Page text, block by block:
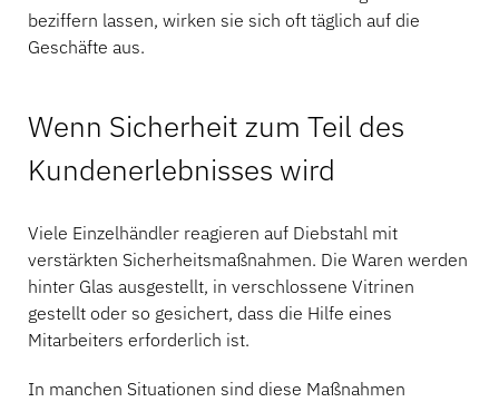
beziffern lassen, wirken sie sich oft täglich auf die
Geschäfte aus.
Wenn Sicherheit zum Teil des
Kundenerlebnisses wird
Viele Einzelhändler reagieren auf Diebstahl mit
verstärkten Sicherheitsmaßnahmen. Die Waren werden
hinter Glas ausgestellt, in verschlossene Vitrinen
gestellt oder so gesichert, dass die Hilfe eines
Mitarbeiters erforderlich ist.
In manchen Situationen sind diese Maßnahmen